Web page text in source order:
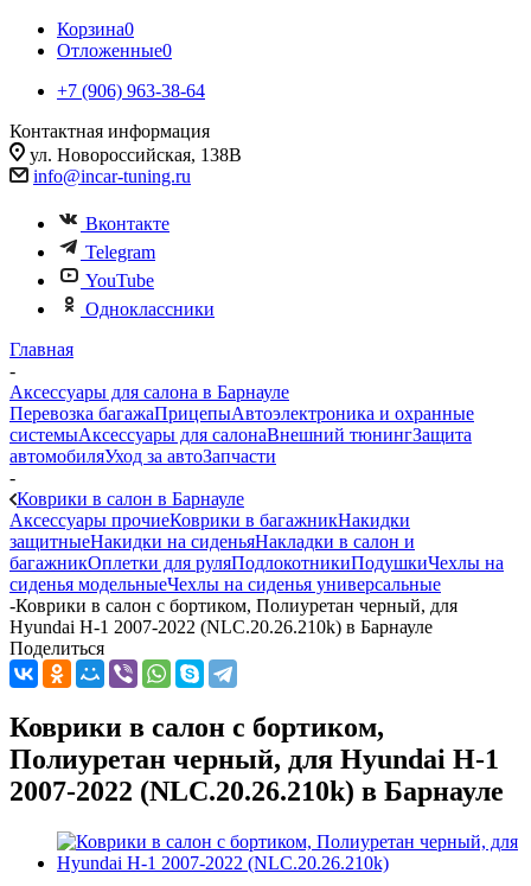
Корзина0
Отложенные0
+7 (906) 963-38-64
Контактная информация
ул. Новороссийская, 138В
info@incar-tuning.ru
Вконтакте
Telegram
YouTube
Одноклассники
Главная
-
Аксессуары для салона в Барнауле
Перевозка багажаПрицепыАвтоэлектроника и охранные
системыАксессуары для салонаВнешний тюнингЗащита
автомобиляУход за автоЗапчасти
-
Коврики в салон в Барнауле
Аксессуары прочиеКоврики в багажникНакидки
защитныеНакидки на сиденьяНакладки в салон и
багажникОплетки для руляПодлокотникиПодушкиЧехлы на
сиденья модельныеЧехлы на сиденья универсальные
-Коврики в салон с бортиком, Полиуретан черный, для
Hyundai H-1 2007-2022 (NLC.20.26.210k) в Барнауле
Поделиться
Коврики в салон с бортиком,
Полиуретан черный, для Hyundai H-1
2007-2022 (NLC.20.26.210k) в Барнауле